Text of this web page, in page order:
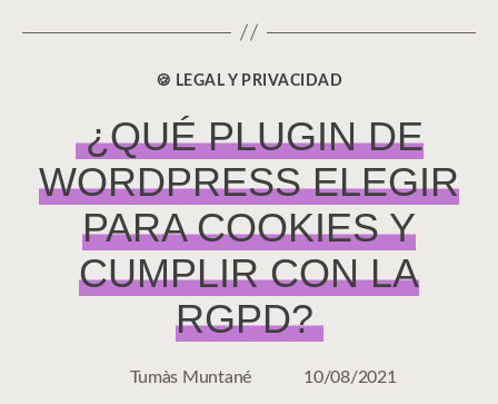
CATEGORÍAS
🍪 LEGAL Y PRIVACIDAD
¿QUÉ PLUGIN DE
WORDPRESS ELEGIR
PARA COOKIES Y
CUMPLIR CON LA
RGPD?
Autor
Tumàs Muntané
Fecha
10/08/2021